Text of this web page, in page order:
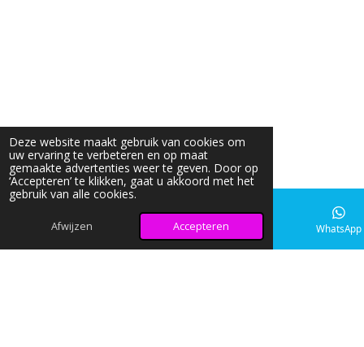
Deze website maakt gebruik van cookies om
uw ervaring te verbeteren en op maat
gemaakte advertenties weer te geven. Door op
‘Accepteren’ te klikken, gaat u akkoord met het
gebruik van alle cookies.
Afwijzen Accepteren
E-mailadres Instagram WhatsApp